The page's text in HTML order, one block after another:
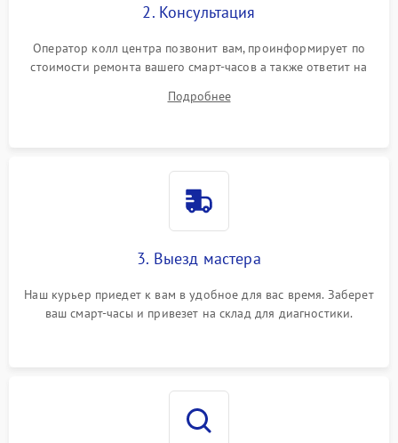
2. Консультация
Оператор колл центра позвонит вам, проинформирует по
стоимости ремонта вашего смарт-часов а также ответит на
Подробнее
3. Выезд мастера
Наш курьер приедет к вам в удобное для вас время. Заберет
ваш смарт-часы и привезет на склад для диагностики.